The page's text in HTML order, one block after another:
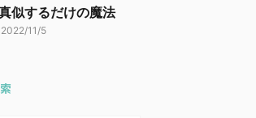
真似するだけの魔法
2022/11/5